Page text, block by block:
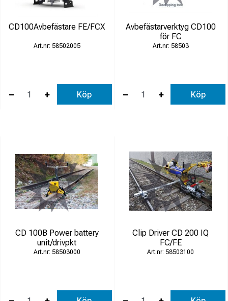
CD100Avbefästare FE/FCX
58502005
Köp
Avbefästarverktyg CD100
för FC
58503
Köp
CD 100B Power battery
unit/drivpkt
58503000
Clip Driver CD 200 IQ
FC/FE
58503100